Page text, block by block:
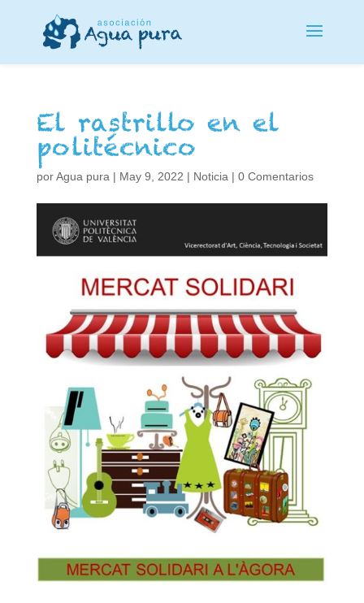
El rastrillo en el
politécnico
porAgua pura | May 9, 2022 | Noticia | 0 Comentarios